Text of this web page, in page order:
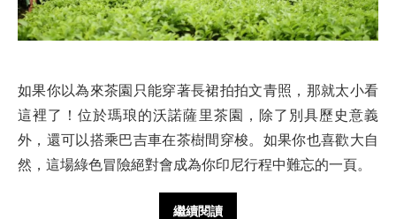
如果你以為來茶園只能穿著長裙拍拍文青照，那就太小看
這裡了！位於瑪琅的沃諾薩里茶園，除了別具歷史意義
外，還可以搭乘巴吉車在茶樹間穿梭。如果你也喜歡大自
然，這場綠色冒險絕對會成為你印尼行程中難忘的一頁。
繼續閱讀